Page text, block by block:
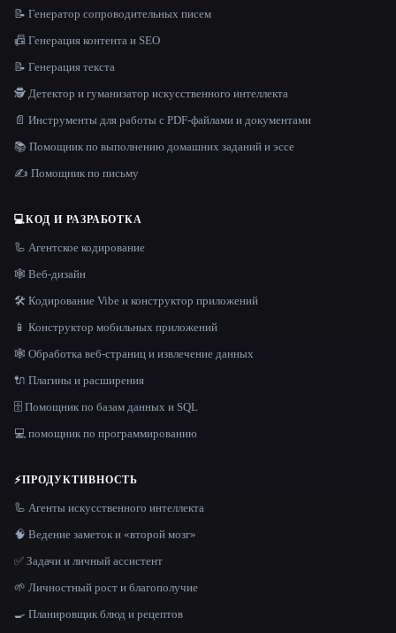
📝 Генератор сопроводительных писем
📠 Генерация контента и SEO
📝 Генерация текста
🕵️ Детектор и гуманизатор искусственного интеллекта
📄 Инструменты для работы с PDF-файлами и документами
📚 Помощник по выполнению домашних заданий и эссе
✍️ Помощник по письму
💻КОД И РАЗРАБОТКА
🦾 Агентское кодирование
🕸 Веб-дизайн
🛠️ Кодирование Vibe и конструктор приложений
📱 Конструктор мобильных приложений
🕸️ Обработка веб-страниц и извлечение данных
🔌 Плагины и расширения
🗄️ Помощник по базам данных и SQL
💻 помощник по программированию
⚡ПРОДУКТИВНОСТЬ
🦾 Агенты искусственного интеллекта
🧠 Ведение заметок и «второй мозг»
✅ Задачи и личный ассистент
🌱 Личностный рост и благополучие
🍳 Планировщик блюд и рецептов